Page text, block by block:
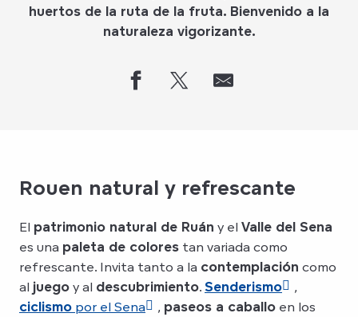
huertos de la ruta de la fruta. Bienvenido a la
naturaleza vigorizante.
Rouen natural y refrescante
El patrimonio natural de Ruán y el Valle del Sena
es una paleta de colores tan variada como
refrescante. Invita tanto a la contemplación como
al juego y al descubrimiento. Senderismo
,
ciclismo por el Sena , paseos a caballo en los